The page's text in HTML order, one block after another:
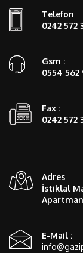
Telefon
0242 572
Gsm :
0554 562
Fax :
0242 572
Adres
İstiklal
E-Mail :